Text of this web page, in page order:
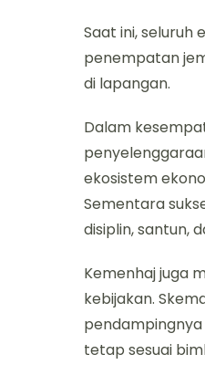
Saat ini, seluruh
penempatan
di lapangan.
Dalam
ekosistem
Sementara
disiplin, santun,
Kemenhaj juga
kebijakan.
tetap sesuai